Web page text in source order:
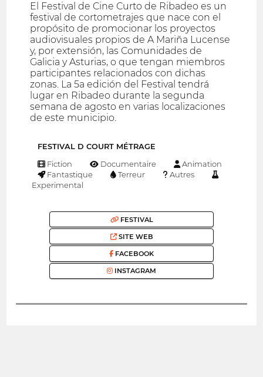
El Festival de Cine Curto de Ribadeo es un
festival de cortometrajes que nace con el
propósito de promocionar los proyectos
audiovisuales propios de A Mariña Lucense
y, por extensión, las Comunidades de
Galicia y Asturias, o que tengan miembros
participantes relacionados con dichas
zonas. La 5a edición del Festival tendrá
lugar en Ribadeo durante la segunda
semana de agosto en varias localizaciones
de este municipio.
FESTIVAL D COURT MÉTRAGE
Fiction Documentaire
Animation
Fantastique
Terreur
Autres
Experimental
FESTIVAL
SITE WEB
FACEBOOK
INSTAGRAM